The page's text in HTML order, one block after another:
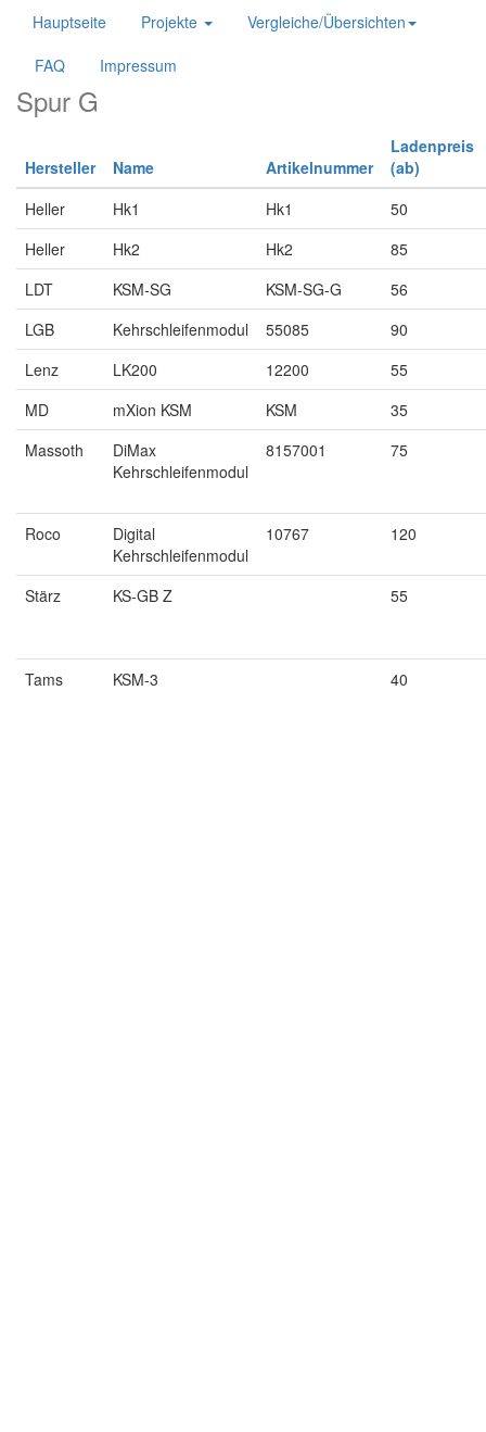
Hauptseite Projekte
Vergleiche/Übersichten
FAQ
Impressum
Spur G
Hersteller Name Artikelnummer
Ladenpreis
(ab)
Heller
Hk1 Hk1
50
Heller
Hk2 Hk2
85
LDT
KSM-SG KSM-SG-G
56
LGB
Kehrschleifenmodul 55085
90
Lenz
LK200 12200
55
MD
mXion KSM KSM
35
Massoth
DiMax
Kehrschleifenmodul
8157001 75
Roco
Digital
Kehrschleifenmodul
10767 120
Stärz KS-GB Z 55
Tams KSM-3 40